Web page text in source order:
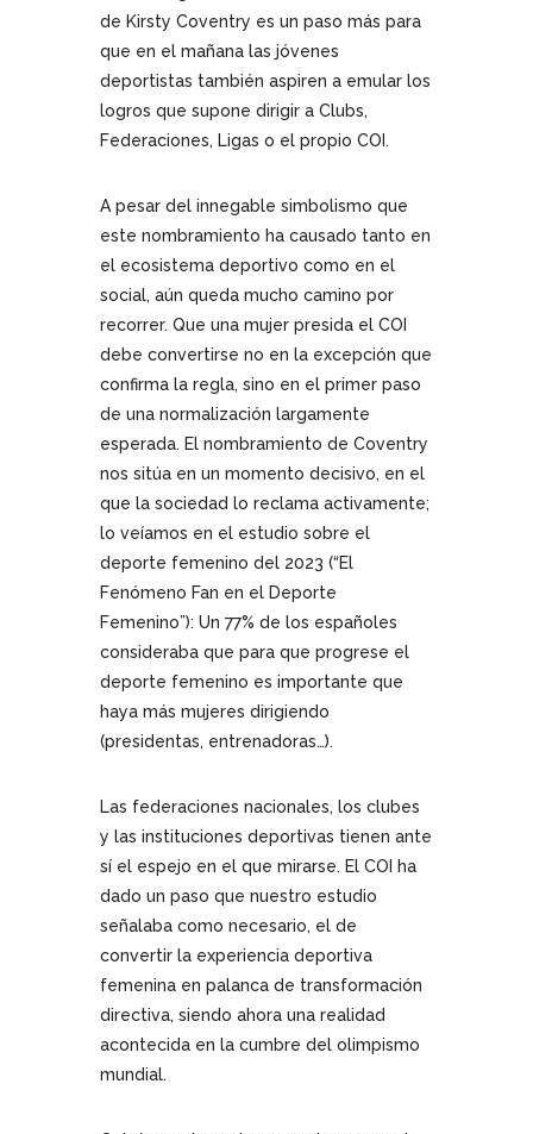
de Kirsty Coventry es un paso más para
que en el mañana las jóvenes
deportistas también aspiren a emular los
logros que supone dirigir a Clubs,
Federaciones, Ligas o el propio COI.
A pesar del innegable simbolismo que
este nombramiento ha causado tanto en
el ecosistema deportivo como en el
social, aún queda mucho camino por
recorrer. Que una mujer presida el COI
debe convertirse no en la excepción que
confirma la regla, sino en el primer paso
de una normalización largamente
esperada. El nombramiento de Coventry
nos sitúa en un momento decisivo, en el
que la sociedad lo reclama activamente;
lo veíamos en el estudio sobre el
deporte femenino del 2023 (“El
Fenómeno Fan en el Deporte
Femenino”): Un 77% de los españoles
consideraba que para que progrese el
deporte femenino es importante que
haya más mujeres dirigiendo
(presidentas, entrenadoras…).
Las federaciones nacionales, los clubes
y las instituciones deportivas tienen ante
sí el espejo en el que mirarse. El COI ha
dado un paso que nuestro estudio
señalaba como necesario, el de
convertir la experiencia deportiva
femenina en palanca de transformación
directiva, siendo ahora una realidad
acontecida en la cumbre del olimpismo
mundial.